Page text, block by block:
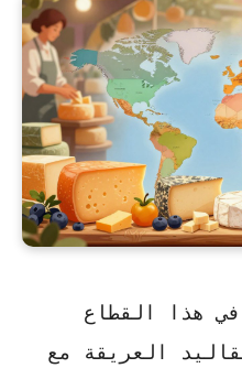
هذا القطاع
العريقة مع